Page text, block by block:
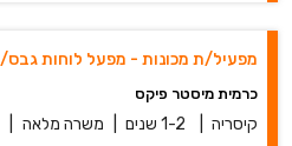
מפעיל/ת מכונות - מפעל לוחות גבס/
כרמית מיסטר פיקס
קיסריה 1-2 שנים משרה מלאה